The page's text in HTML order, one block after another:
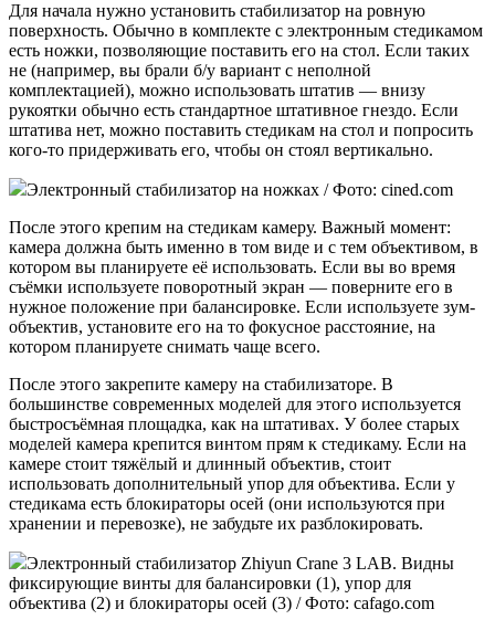
Для начала нужно установить стабилизатор на ровную
поверхность. Обычно в комплекте с электронным стедикамом
есть ножки, позволяющие поставить его на стол. Если таких
не (например, вы брали б/у вариант с неполной
комплектацией), можно использовать штатив — внизу
рукоятки обычно есть стандартное штативное гнездо. Если
штатива нет, можно поставить стедикам на стол и попросить
кого-то придерживать его, чтобы он стоял вертикально.
Электронный стабилизатор на ножках / Фото: cined.com
После этого крепим на стедикам камеру. Важный момент:
камера должна быть именно в том виде и с тем объективом, в
котором вы планируете её использовать. Если вы во время
съёмки используете поворотный экран — поверните его в
нужное положение при балансировке. Если используете зум-
объектив, установите его на то фокусное расстояние, на
котором планируете снимать чаще всего.
После этого закрепите камеру на стабилизаторе. В
большинстве современных моделей для этого используется
быстросъёмная площадка, как на штативах. У более старых
моделей камера крепится винтом прям к стедикаму. Если на
камере стоит тяжёлый и длинный объектив, стоит
использовать дополнительный упор для объектива. Если у
стедикама есть блокираторы осей (они используются при
хранении и перевозке), не забудьте их разблокировать.
Электронный стабилизатор Zhiyun Crane 3 LAB. Видны
фиксирующие винты для балансировки (1), упор для
объектива (2) и блокираторы осей (3) / Фото: cafago.com